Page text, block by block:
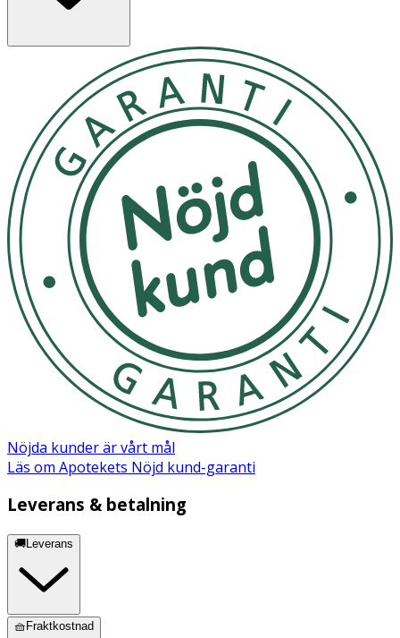
Nöjda kunder är vårt mål
Läs om Apotekets Nöjd kund-garanti
Leverans & betalning
🚚Leverans
🧺Fraktkostnad